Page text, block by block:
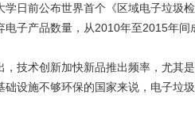
前公布世界首个《区域电子垃圾检
电子产品数量，从2010年至2015年
术创新加快新品推出频率，尤其是
础设施不够环保的国家来说，电子垃